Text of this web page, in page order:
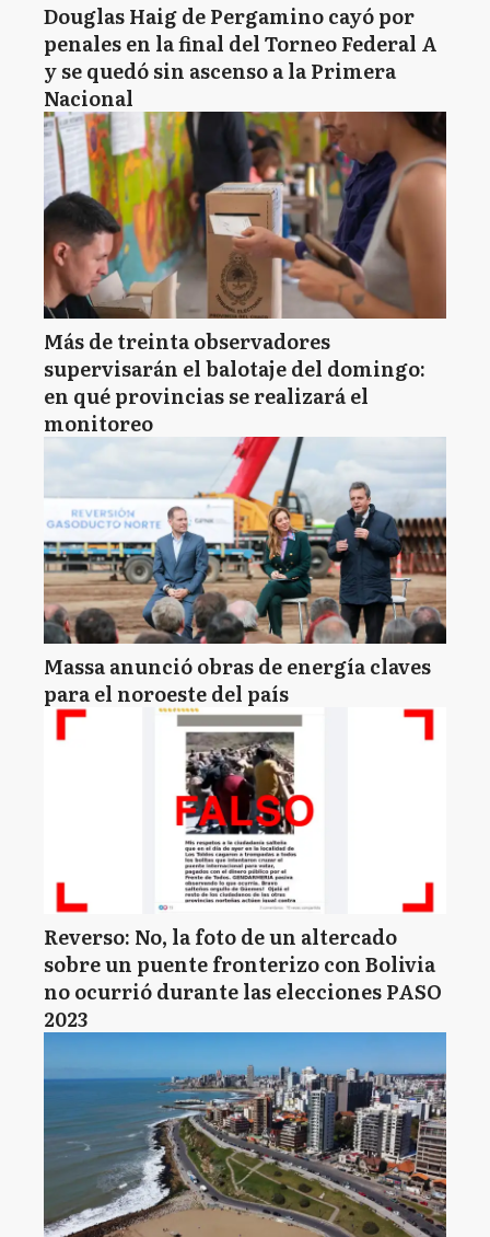
Douglas Haig de Pergamino cayó por
penales en la final del Torneo Federal A
y se quedó sin ascenso a la Primera
Nacional
Más de treinta observadores
supervisarán el balotaje del domingo:
en qué provincias se realizará el
monitoreo
Massa anunció obras de energía claves
para el noroeste del país
Reverso: No, la foto de un altercado
sobre un puente fronterizo con Bolivia
no ocurrió durante las elecciones PASO
2023